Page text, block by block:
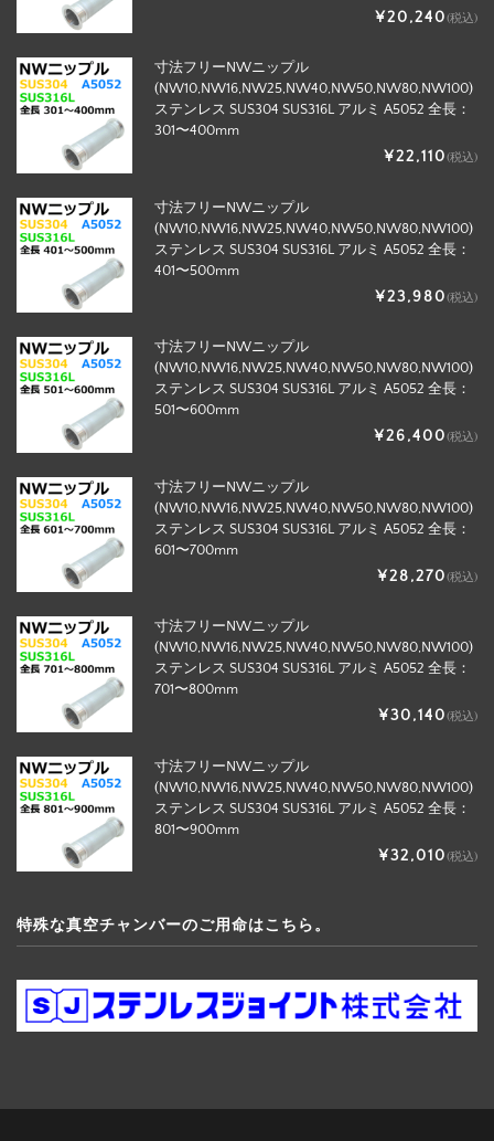
¥20,240(税込)
寸法フリーNWニップル
(NW10,NW16,NW25,NW40,NW50,NW80,NW100)
ステンレス SUS304 SUS316L アルミ A5052 全長：
301〜400mm
¥22,110(税込)
寸法フリーNWニップル
(NW10,NW16,NW25,NW40,NW50,NW80,NW100)
ステンレス SUS304 SUS316L アルミ A5052 全長：
401〜500mm
¥23,980(税込)
寸法フリーNWニップル
(NW10,NW16,NW25,NW40,NW50,NW80,NW100)
ステンレス SUS304 SUS316L アルミ A5052 全長：
501〜600mm
¥26,400(税込)
寸法フリーNWニップル
(NW10,NW16,NW25,NW40,NW50,NW80,NW100)
ステンレス SUS304 SUS316L アルミ A5052 全長：
601〜700mm
¥28,270(税込)
寸法フリーNWニップル
(NW10,NW16,NW25,NW40,NW50,NW80,NW100)
ステンレス SUS304 SUS316L アルミ A5052 全長：
701〜800mm
¥30,140(税込)
寸法フリーNWニップル
(NW10,NW16,NW25,NW40,NW50,NW80,NW100)
ステンレス SUS304 SUS316L アルミ A5052 全長：
801〜900mm
¥32,010(税込)
特殊な真空チャンバーのご用命はこちら。